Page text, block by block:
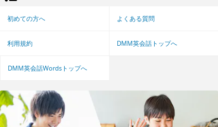
初めての方へ よくある質問
利用規約 DMM英会話トップへ
DMM英会話Wordsトップへ